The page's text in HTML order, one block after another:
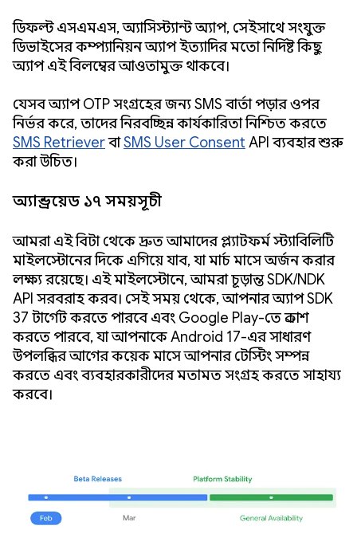
ডিফল্ট এসএমএস, অ্যাসিস্ট্যান্ট অ্যাপ, সেইসাথে সংযুক্ত
ডিভাইসের কম্প্যানিয়ন অ্যাপ ইত্যাদির মতো নির্দিষ্ট কিছু
অ্যাপ এই বিলম্বের আওতামুক্ত থাকবে।
যেসব অ্যাপ OTP সংগ্রহের জন্য SMS বার্তা পড়ার ওপর
নির্ভর করে, তাদের নিরবচ্ছিন্ন কার্যকারিতা নিশ্চিত করতে
SMS RetrieverবাSMS User Consent API ব্যবহার শুরু
করা উচিত।
অ্যান্ড্রয়েড ১৭ সময়সূচী
আমরা এই বিটা থেকে দ্রুত আমাদের প্ল্যাটফর্ম স্ট্যাবিলিটি
মাইলস্টোনের দিকে এগিয়ে যাব, যা মার্চ মাসে অর্জন করার
লক্ষ্য রয়েছে। এই মাইলস্টোনে, আমরা চূড়ান্ত SDK/NDK
API সরবরাহ করব। সেই সময় থেকে, আপনার অ্যাপ SDK
37 টার্গেট করতে পারবে এবং Google Play-তে প্রকাশ
করতে পারবে, যা আপনাকে Android 17-এর সাধারণ
উপলব্ধির আগের কয়েক মাসে আপনার টেস্টিং সম্পন্ন
করতে এবং ব্যবহারকারীদের মতামত সংগ্রহ করতে সাহায্য
করবে।